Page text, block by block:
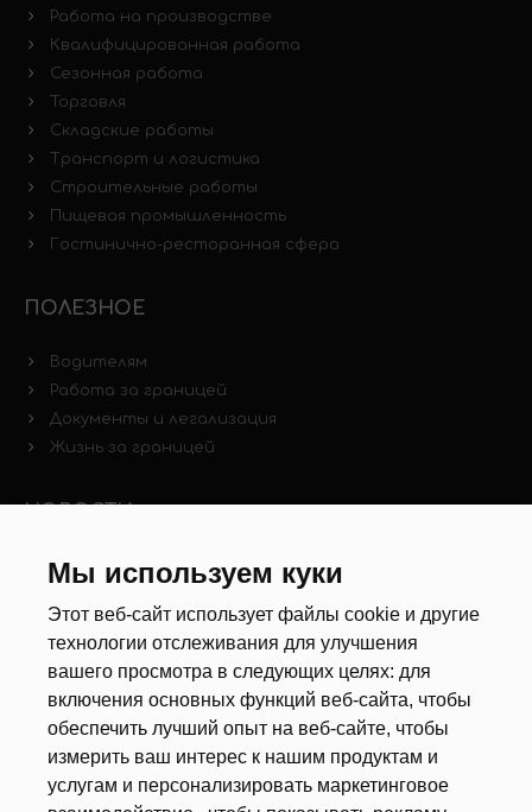
Мы используем куки
Этот веб-сайт использует файлы cookie и другие
технологии отслеживания для улучшения
вашего просмотра в следующих целях: для
включения основных функций веб-сайта, чтобы
обеспечить лучший опыт на веб-сайте, чтобы
измерить ваш интерес к нашим продуктам и
услугам и персонализировать маркетинговое
Работа на производстве
Квалифицированная работа
Сезонная работа
Торговля
Складские работы
Транспорт и логистика
Строительные работы
Пищевая промышленность
Гостинично-ресторанная сфера
ПОЛЕЗНОЕ
Водителям
Работа за границей
Документы и легализация
Жизнь за границей
Новости рынка труда
Анкета
Калькулятор дат
Документы